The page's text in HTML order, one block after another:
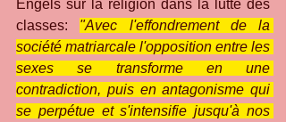
Engels sur la religion dans la lutte des
classes: "Avec l'effondrement de la
société matriarcale l'opposition entre les
sexes se transforme en une
contradiction, puis en antagonisme qui
se perpétue et s'intensifie jusqu'à nos